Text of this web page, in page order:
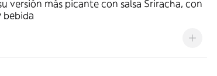
versión más picante con salsa Sriracha, con
bebida